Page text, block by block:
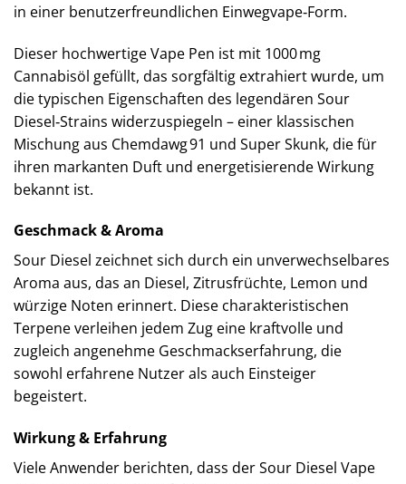
in einer benutzerfreundlichen Einwegvape‑Form.
Dieser hochwertige Vape Pen ist mit 1000 mg
Cannabisöl gefüllt, das sorgfältig extrahiert wurde, um
die typischen Eigenschaften des legendären Sour
Diesel‑Strains widerzuspiegeln – einer klassischen
Mischung aus Chemdawg 91 und Super Skunk, die für
ihren markanten Duft und energetisierende Wirkung
bekannt ist.
Geschmack & Aroma
Sour Diesel zeichnet sich durch ein unverwechselbares
Aroma aus, das an Diesel, Zitrusfrüchte, Lemon und
würzige Noten erinnert. Diese charakteristischen
Terpene verleihen jedem Zug eine kraftvolle und
zugleich angenehme Geschmackserfahrung, die
sowohl erfahrene Nutzer als auch Einsteiger
begeistert.
Wirkung & Erfahrung
Viele Anwender berichten, dass der Sour Diesel Vape